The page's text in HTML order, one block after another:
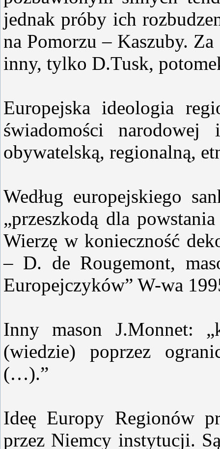
jednak próby ich
na Pomorzu – Kaszuby.
inny, tylko D.Tusk,
Europejska ideologia
świadomości narodowej
obywatelską, regionalną,
Według europejskiego
„przeszkodą dla
Wierzę w konieczność
– D. de Rougemont,
Europejczyków” W-wa
Inny mason J.Monnet:
(wiedzie) poprzez
(…).”
Ideę Europy Regionów
przez Niemcy instytucji.